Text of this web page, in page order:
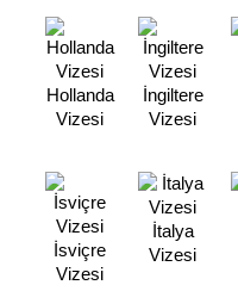
Hollanda
Vizesi
İngiltere
Vizesi
İsviçre
Vizesi
İtalya
Vizesi